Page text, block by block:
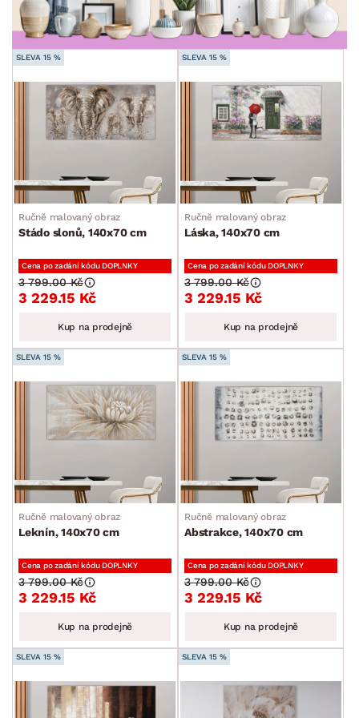
ROZMĚRY
cm max.
MATERIÁL
FUNKCE
MÍSTNOST
SKLADOVOST
SLEVA 15 %
Ručně malovaný obraz
Stádo slonů, 140x70 cm
Cena po zadání kódu DOPLNKY
3 229.15 Kč
3 799.00 Kč
Kup na prodejně
SLEVA 15 %
Ručně malovaný obraz
Láska, 140x70 cm
Cena po zadání kódu DOPLNKY
3 229.15 Kč
3 799.00 Kč
Kup na prodejně
SLEVA 15 %
Ručně malovaný obraz
Leknín, 140x70 cm
Cena po zadání kódu DOPLNKY
3 229.15 Kč
3 799.00 Kč
Kup na prodejně
SLEVA 15 %
Ručně malovaný obraz
Abstrakce, 140x70 cm
Cena po zadání kódu DOPLNKY
3 229.15 Kč
3 799.00 Kč
Kup na prodejně
SLEVA 15 % SLEVA 15 %